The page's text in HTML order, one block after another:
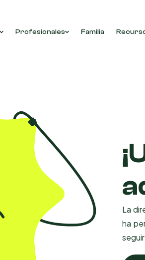
Profesionales Familia
La
ha